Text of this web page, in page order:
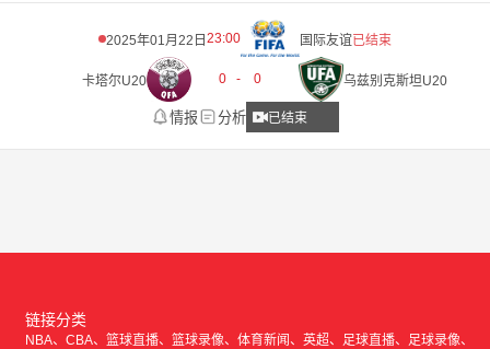
2025年01月22日23:00 国际友谊已结束
卡塔尔U20 0 - 0 乌兹别克斯坦U20
情报 分析 已结束
链接分类
NBA CBA 篮球直播 篮球录像 体育新闻 英超 足球直播 足球录像